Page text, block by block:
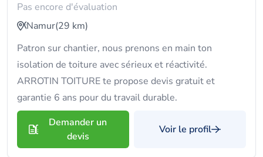
Pas encore d'évaluation
Namur(29 km)
Patron sur chantier, nous prenons en main ton
isolation de toiture avec sérieux et réactivité.
ARROTIN TOITURE te propose devis gratuit et
garantie 6 ans pour du travail durable.
Demander un
devis
Voir le profil